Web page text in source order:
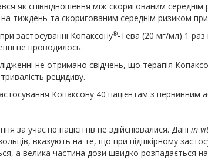
як співвідношення між скоригованим
тиждень та скоригованим середнім ризиком
застосуванні Копаксону®-Тева (20 мг/мл) 1 раз
не проводилось.
не отримано свідчень, що терапія
рецидиву.
Копаксону 40 пацієнтам з
за участю пацієнтів не здійснювалися. Дані in
вказують на те, що при підшкірному
а велика частина дози швидко розпадається